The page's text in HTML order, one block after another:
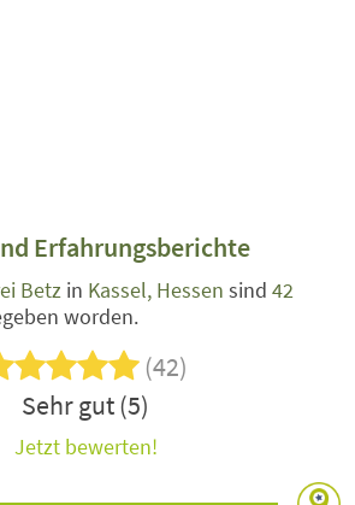
Erfahrungsberichte
Betz in Kassel, Hessen sind 42
worden.
(42)
Sehr gut (5)
Jetzt bewerten!